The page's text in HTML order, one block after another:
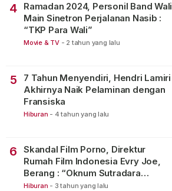
4
Ramadan 2024, Personil Band Wali
Main Sinetron Perjalanan Nasib :
“TKP Para Wali”
Movie & TV - 2 tahun yang lalu
5
7 Tahun Menyendiri, Hendri Lamiri
Akhirnya Naik Pelaminan dengan
Fransiska
Hiburan - 4 tahun yang lalu
6
Skandal Film Porno, Direktur
Rumah Film Indonesia Evry Joe,
Berang : “Oknum Sutradara
Merusak Perfilman Indonesia”!
Hiburan - 3 tahun yang lalu